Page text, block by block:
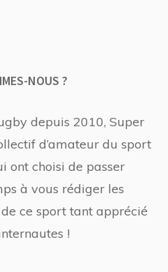
NOUS ?
depuis 2010, Super
d’amateur du sport
ont choisi de passer
à vous rédiger les
ce sport tant apprécié
!